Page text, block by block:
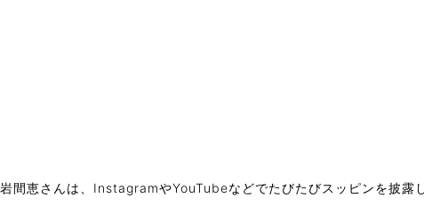
岩間恵さんは、InstagramやYouTubeなどでたびたびスッピンを披露